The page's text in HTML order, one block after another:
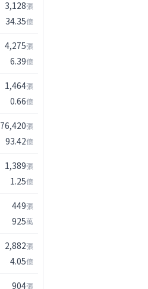
3,128張
34.35億
4,275張
6.39億
1,464張
0.66億
76,420張
93.42億
1,389張
1.25億
449張
925萬
2,882張
4.05億
904張